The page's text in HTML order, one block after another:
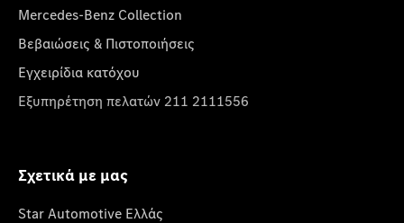
Mercedes-Benz Collection
Βεβαιώσεις & Πιστοποιήσεις
Εγχειρίδια κατόχου
Εξυπηρέτηση πελατών 211 2111556
Σχετικά με μας
Star Automotive Ελλάς